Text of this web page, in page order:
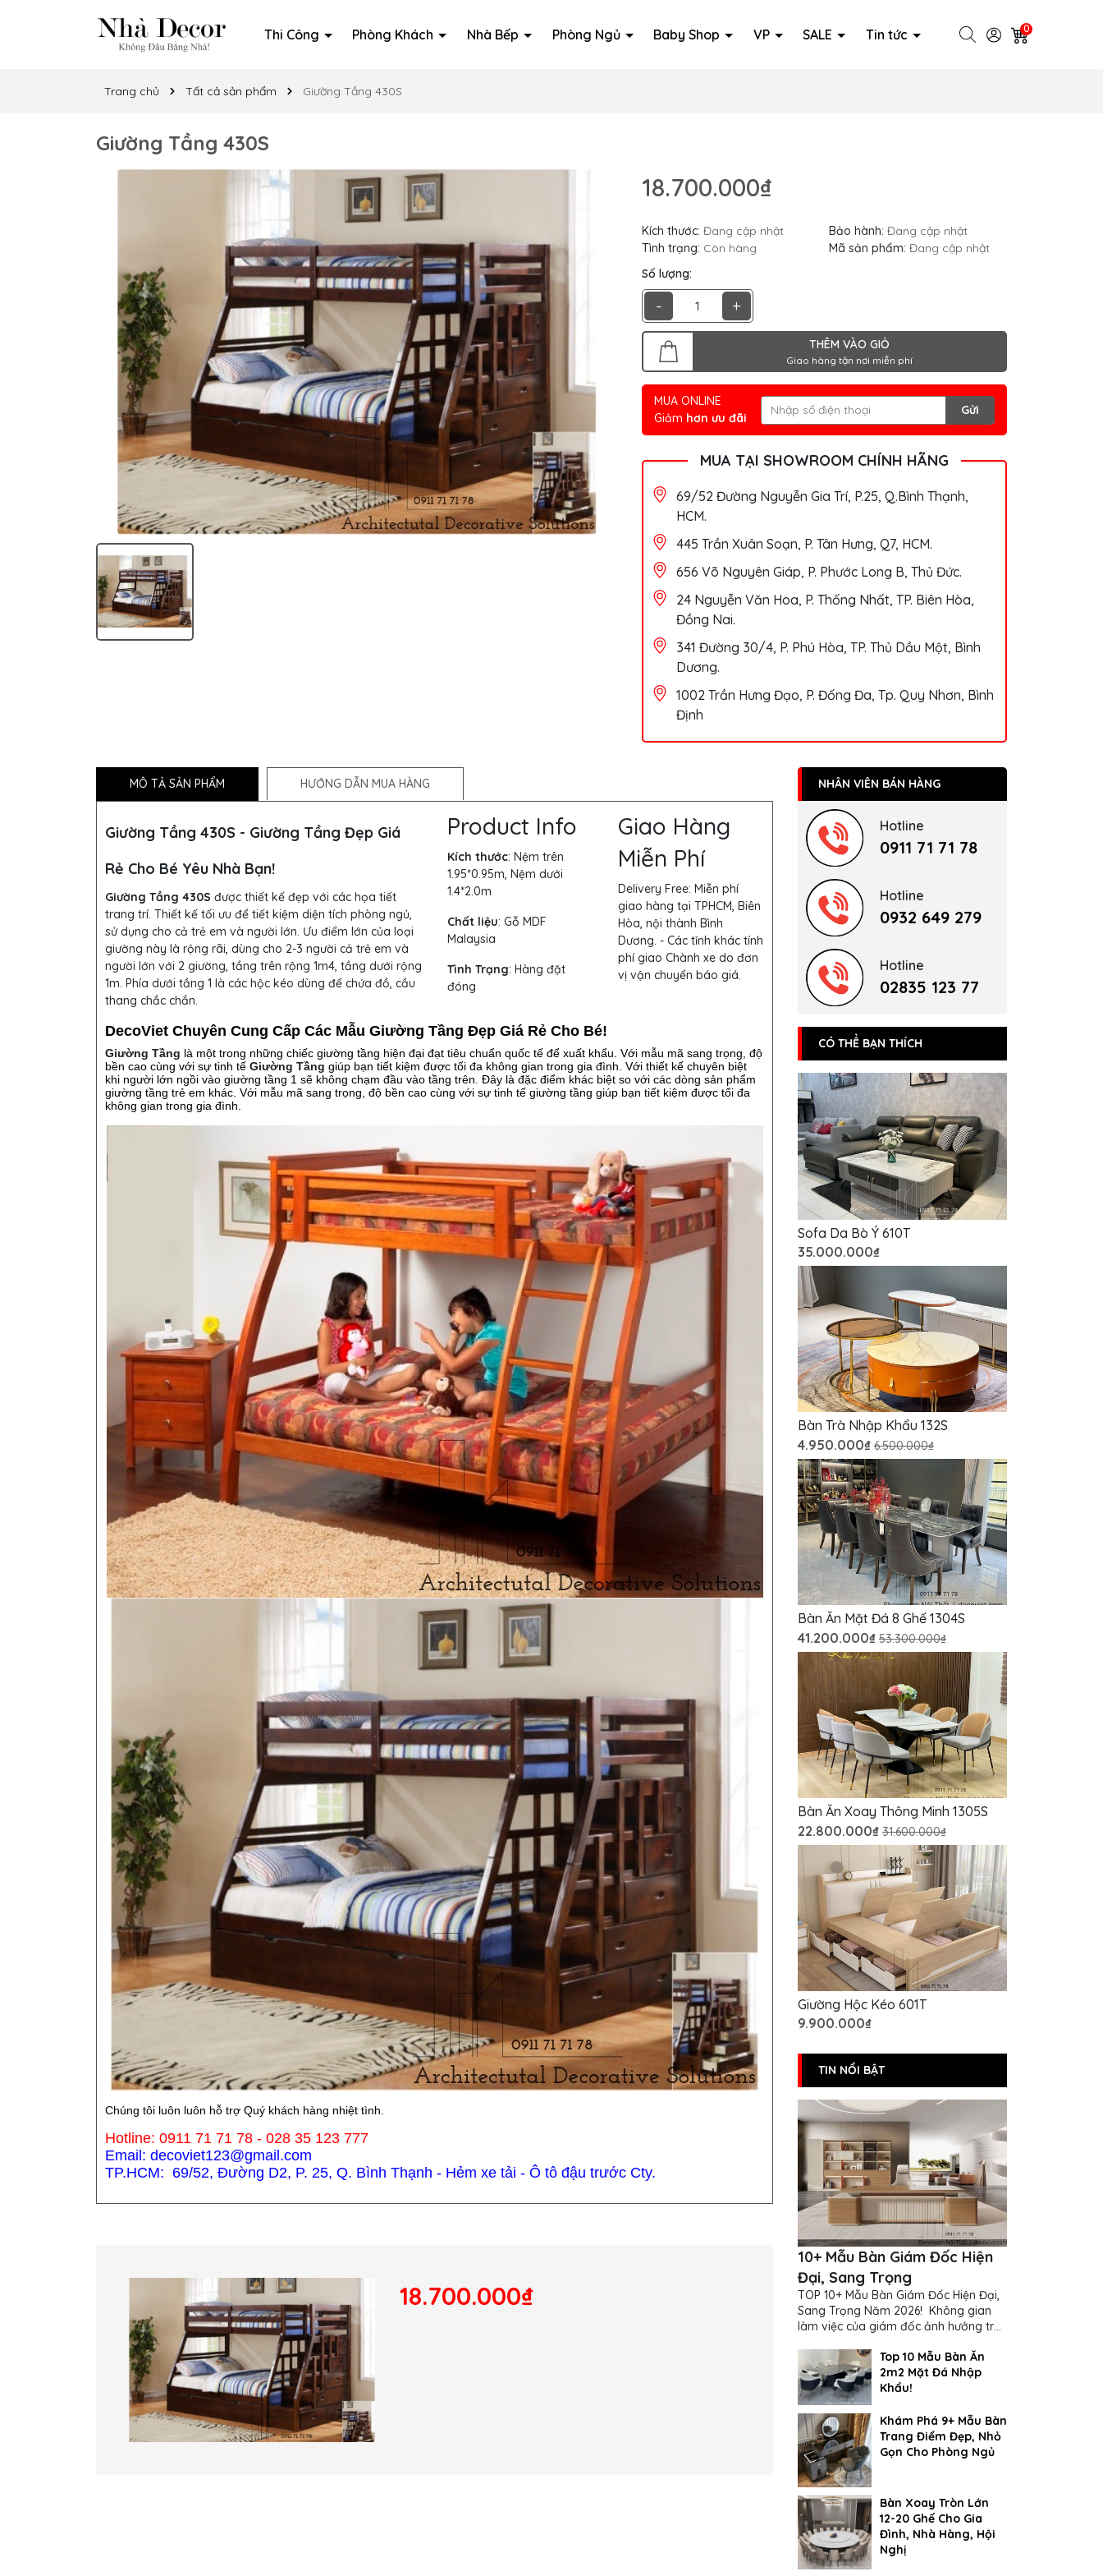
Thi Công Phòng Khách Nhà Bếp Phòng Ngủ Baby Shop VP SALE Tin tức 0
Trang chủ Tất cả sản phẩm Giường Tầng 430S
Giường Tầng 430S
18.700.000₫
Kích thước: Đang cập nhật Bảo hành: Đang cập nhật
Tình trạng: Còn hàng Mã sản phẩm: Đang cập nhật
Số lượng:
- +
THÊM VÀO GIỎ
Giao hàng tận nơi miễn phí
MUA ONLINE
Giảm hơn ưu đãi
Gửi
MUA TẠI SHOWROOM CHÍNH HÃNG
69/52 Đường Nguyễn Gia Trí, P.25, Q.Bình Thạnh,
HCM.
445 Trần Xuân Soạn, P. Tân Hưng, Q7, HCM.
656 Võ Nguyên Giáp, P. Phước Long B, Thủ Đức.
24 Nguyễn Văn Hoa, P. Thống Nhất, TP. Biên Hòa,
Đồng Nai.
341 Đường 30/4, P. Phú Hòa, TP. Thủ Dầu Một, Bình
Dương.
1002 Trần Hưng Đạo, P. Đống Đa, Tp. Quy Nhơn, Bình
Định
MÔ TẢ SẢN PHẨM HƯỚNG DẪN MUA HÀNG
Giường Tầng 430S - Giường Tầng Đẹp Giá
Rẻ Cho Bé Yêu Nhà Bạn!
Giường Tầng 430S được thiết kế đẹp với các họa tiết
trang trí. Thiết kế tối ưu để tiết kiệm diện tích phòng ngủ,
sử dụng cho cả trẻ em và người lớn. Ưu điểm lớn của loại
giường này là rộng rãi, dùng cho 2-3 người cả trẻ em và
người lớn với 2 giường, tầng trên rộng 1m4, tầng dưới rộng
1m. Phía dưới tầng 1 là các hộc kéo dùng để chứa đồ, cầu
thang chắc chắn.
Product Info
Kích thước: Nệm trên
1.95*0.95m, Nệm dưới
1.4*2.0m
Chất liệu: Gỗ MDF
Malaysia
Tình Trạng: Hàng đặt
đóng
Giao Hàng
Miễn Phí
Delivery Free: Miễn phí
giao hàng tại TPHCM, Biên
Hòa, nội thành Bình
Dương. - Các tỉnh khác tính
phí giao Chành xe do đơn
vị vận chuyển báo giá.
DecoViet Chuyên Cung Cấp Các Mẫu Giường Tầng Đẹp Giá Rẻ Cho Bé!
Giường Tầng là một trong những chiếc giường tầng hiện đại đạt tiêu chuẩn quốc tế để xuất khẩu. Với mẫu mã sang trọng, độ
bền cao cùng với sự tinh tế Giường Tầng giúp bạn tiết kiệm được tối đa không gian trong gia đình. Với thiết kế chuyên biệt
khi người lớn ngồi vào giường tầng 1 sẽ không chạm đầu vào tầng trên. Đây là đặc điểm khác biệt so với các dòng sản phẩm
giường tầng trẻ em khác. Với mẫu mã sang trọng, độ bền cao cùng với sự tinh tế giường tầng giúp bạn tiết kiệm được tối đa
không gian trong gia đình.
Chúng tôi luôn luôn hỗ trợ Quý khách hàng nhiệt tình.
Hotline: 0911 71 71 78 - 028 35 123 777
Email: decoviet123@gmail.com
TP.HCM: 69/52, Đường D2, P. 25, Q. Bình Thạnh - Hẻm xe tải - Ô tô đậu trước Cty.
18.700.000₫
NHÂN VIÊN BÁN HÀNG
Hotline
0911 71 71 78
Hotline
0932 649 279
Hotline
02835 123 77
CÓ THỂ BẠN THÍCH
Sofa Da Bò Ý 610T
35.000.000₫
Bàn Trà Nhập Khẩu 132S
4.950.000₫ 6.500.000₫
Bàn Ăn Mặt Đá 8 Ghế 1304S
41.200.000₫ 53.300.000₫
Bàn Ăn Xoay Thông Minh 1305S
22.800.000₫ 31.600.000₫
Giường Hộc Kéo 601T
9.900.000₫
TIN NỔI BẬT
10+ Mẫu Bàn Giám Đốc Hiện
Đại, Sang Trọng
TOP 10+ Mẫu Bàn Giám Đốc Hiện Đại,
Sang Trọng Năm 2026! Không gian
làm việc của giám đốc ảnh hưởng trực
Top 10 Mẫu Bàn Ăn
2m2 Mặt Đá Nhập
Khẩu!
Khám Phá 9+ Mẫu Bàn
Trang Điểm Đẹp, Nhỏ
Gọn Cho Phòng Ngủ
Bàn Xoay Tròn Lớn
12-20 Ghế Cho Gia
Đình, Nhà Hàng, Hội
Nghị